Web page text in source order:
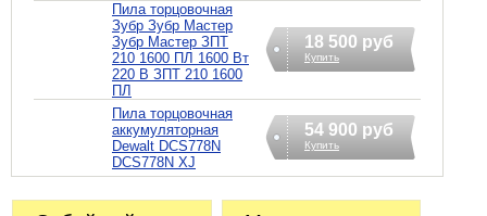
Пила торцовочная
Зубр Зубр Мастер
Зубр Мастер ЗПТ
210 1600 ПЛ 1600 Вт
220 В ЗПТ 210 1600
ПЛ
18 500 руб
Купить
Пила торцовочная
аккумуляторная
Dewalt DCS778N
DCS778N XJ
54 900 руб
Купить